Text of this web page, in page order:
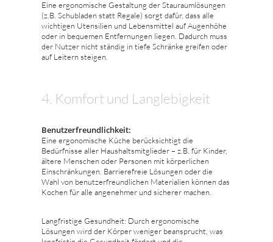
Eine ergonomische Gestaltung der Stauraumlösungen
(z.B. Schubladen statt Regale) sorgt dafür, dass alle
wichtigen Utensilien und Lebensmittel auf Augenhöhe
oder in bequemen Entfernungen liegen. Dadurch muss
der Nutzer nicht ständig in tiefe Schränke greifen oder
auf Leitern steigen.
4. Komfort und Langlebigkeit
Benutzerfreundlichkeit:
Eine ergonomische Küche berücksichtigt die
Bedürfnisse aller Haushaltsmitglieder – z.B. für Kinder,
ältere Menschen oder Personen mit körperlichen
Einschränkungen. Barrierefreie Lösungen oder die
Wahl von benutzerfreundlichen Materialien können das
Kochen für alle angenehmer und sicherer machen.
Langfristige Gesundheit: Durch ergonomische
Lösungen wird der Körper weniger beansprucht, was